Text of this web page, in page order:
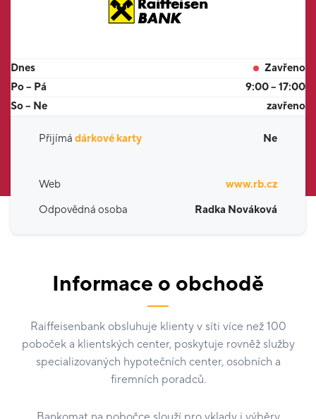
Dnes
Zavřeno
Po – Pá
9:00 – 17:00
So – Ne
zavřeno
Přijímá dárkové karty Ne
Web
www.rb.cz
Odpovědná osoba
Radka Nováková
Informace o obchodě
Raiffeisenbank obsluhuje klienty v síti více než 100
poboček a klientských center, poskytuje rovněž služby
specializovaných hypotečních center, osobních a
firemních poradců.